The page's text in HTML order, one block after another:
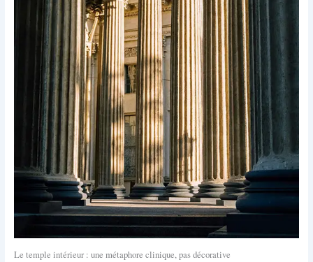
Le temple intérieur : une métaphore clinique, pas décorative